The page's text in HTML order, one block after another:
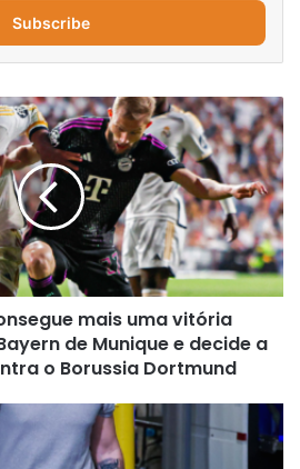
mais uma vitória
de Munique e decide a
o Borussia Dortmund